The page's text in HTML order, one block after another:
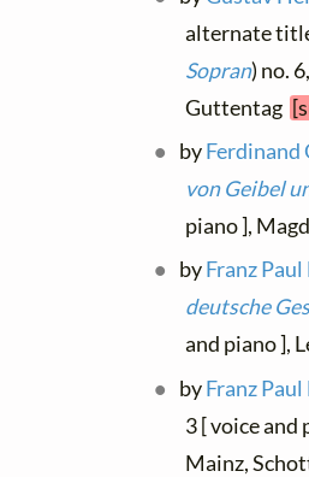
alternate
Sopran) no.
Guttentag
byFerdinand
von Geibel
piano ],
byFranz
deutsche
and piano ],
byFranz
3 [ voice and
Mainz,